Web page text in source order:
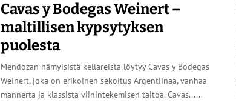
Cavas y Bodegas Weinert –
maltillisen kypsytyksen
puolesta
Mendozan hämyisistä kellareista löytyy Cavas y Bodegas
Weinert, joka on erikoinen sekoitus Argentiinaa, vanhaa
mannerta ja klassista viinintekemisen taitoa. Cavas......